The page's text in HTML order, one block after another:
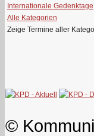
Internationale Gedenktage
Alle Kategorien
Zeige Termine aller
©